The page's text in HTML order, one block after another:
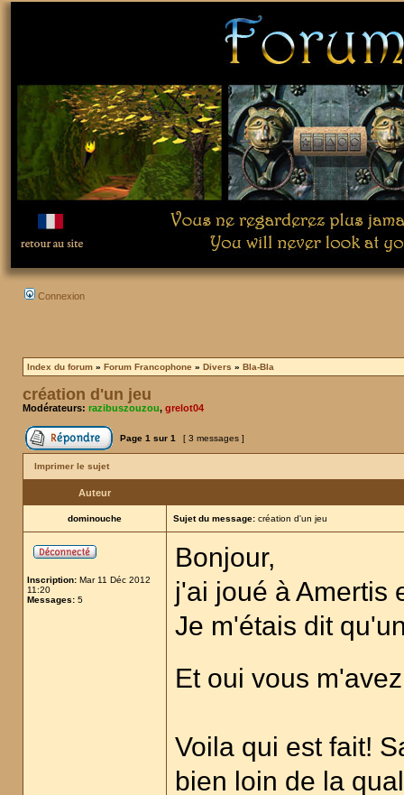
Connexion
Index du forum » Forum Francophone » Divers » Bla-Bla
création d'un jeu
Modérateurs: razibuszouzou, grelot04
Page 1 sur 1 [ 3 messages ]
Imprimer le sujet
Auteur
dominouche Sujet du message: création d'un jeu
Inscription: Mar 11 Déc 2012
11:20
Messages: 5
Bonjour,
j'ai joué à Amertis
Je m'étais dit
Et oui vous
Voila qui est fait!
bien loin de la